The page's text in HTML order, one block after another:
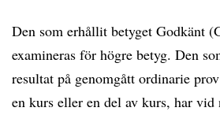
Den som erhållit betyget Godkänt
examineras för högre betyg. Den
resultat på genomgått ordinarie
en kurs eller en del av kurs, har